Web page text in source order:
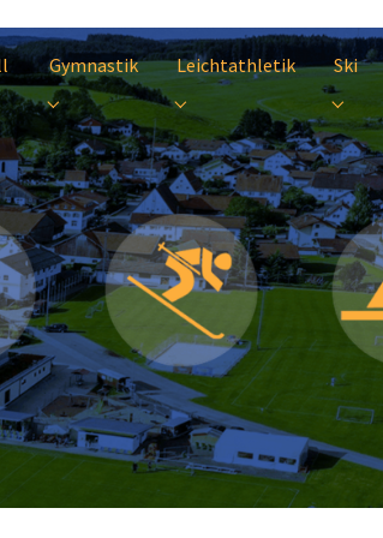
for "Fußball"
Gymnastik
Submenu for "Gymnastik"
Leichtathletik
Submenu for
Ski